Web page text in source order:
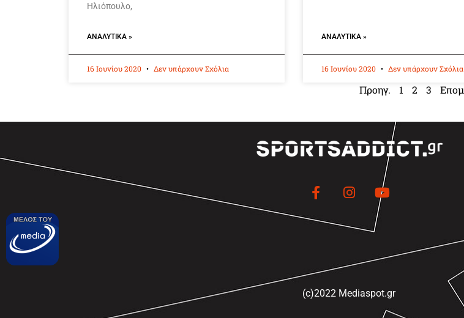
Ηλιόπουλο,
ΑΝΑΛΥΤΙΚΆ »
16 Ιουνίου 2020 Δεν υπάρχουν Σχόλια
ΑΝΑΛΥΤΙΚΆ »
16 Ιουνίου 2020 Δεν υπάρχουν Σχόλια
Προηγ. 1 2 3 Επομ
(c)2022 Mediaspot.gr